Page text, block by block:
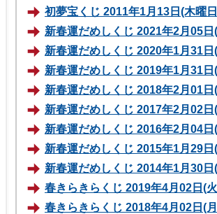
初夢宝くじ 2011年1月13日(木曜
新春運だめしくじ 2021年2月05日
新春運だめしくじ 2020年1月31日
新春運だめしくじ 2019年1月31日
新春運だめしくじ 2018年2月01日
新春運だめしくじ 2017年2月02日
新春運だめしくじ 2016年2月04日
新春運だめしくじ 2015年1月29日
新春運だめしくじ 2014年1月30日
春きらきらくじ 2019年4月02日(
春きらきらくじ 2018年4月02日(